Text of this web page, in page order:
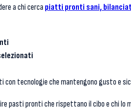
a chi cerca piatti pronti sani,
con tecnologie che mantengono gusto e
pasti pronti che rispettano il cibo e chi lo